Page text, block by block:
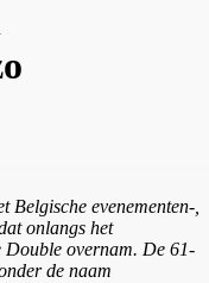
Belgische evenementen-,
onlangs het
Double overnam. De 61-
de naam